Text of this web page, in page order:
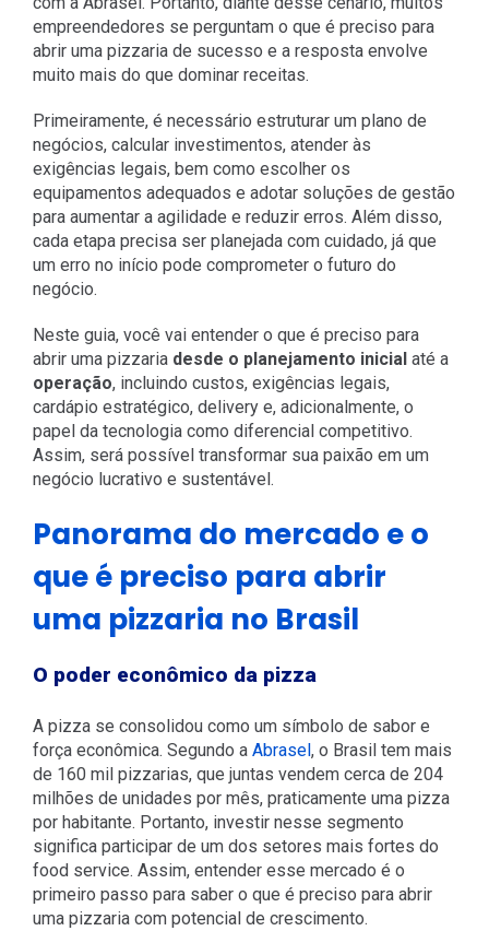
empreendedores se perguntam o que é preciso para
abrir uma pizzaria de sucesso e a resposta envolve
muito mais do que dominar receitas.
Primeiramente, é necessário estruturar um plano de
negócios, calcular investimentos, atender às
exigências legais, bem como escolher os
equipamentos adequados e adotar soluções de gestão
para aumentar a agilidade e reduzir erros. Além disso,
cada etapa precisa ser planejada com cuidado, já que
um erro no início pode comprometer o futuro do
negócio.
Neste guia, você vai entender o que é preciso para
abrir uma pizzaria desde o planejamento inicialaté a
operação, incluindo custos, exigências legais,
cardápio estratégico, delivery e, adicionalmente, o
papel da tecnologia como diferencial competitivo.
Assim, será possível transformar sua paixão em um
negócio lucrativo e sustentável.
Panorama do mercado e o
que é preciso para abrir
uma pizzaria no Brasil
O poder econômico da pizza
A pizza se consolidou como um símbolo de sabor e
força econômica. Segundo a Abrasel , o Brasil tem mais
de 160 mil pizzarias, que juntas vendem cerca de 204
milhões de unidades por mês, praticamente uma pizza
por habitante. Portanto, investir nesse segmento
significa participar de um dos setores mais fortes do
food service. Assim, entender esse mercado é o
primeiro passo para saber o que é preciso para abrir
uma pizzaria com potencial de crescimento.